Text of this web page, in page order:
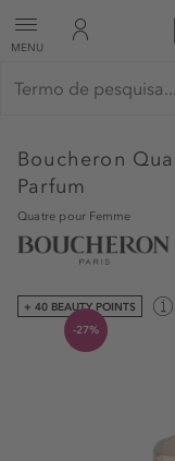
MENU
Boucheron
Parfum
Quatre pour Femme
+ 40 BEAUTY POINTS
-27%